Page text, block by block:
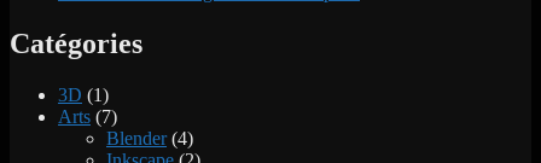
Catégories
3D (1)
Arts (7)
Blender(4)